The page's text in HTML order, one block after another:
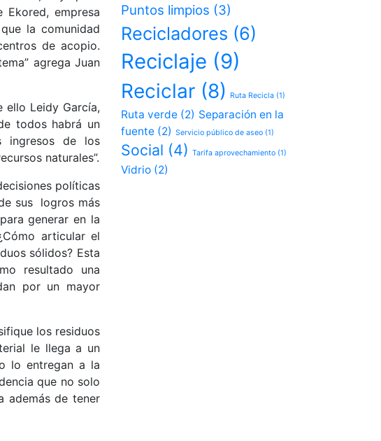
Ekored, empresa
la comunidad
de acopio.
agrega Juan
ello Leidy García,
todos habrá un
ingresos de los
naturales”.
políticas
sus logros más
generar en la
articular el
sólidos? Esta
resultado una
por un mayor
los residuos
le llega a un
lo entregan a la
que no solo
además de tener
Puntos limpios (3)
Recicladores (6)
Reciclaje (9)
Reciclar (8) Ruta Recicla (1)
Ruta verde (2) Separación en la
fuente (2) Servicio público de aseo (1)
Social (4) Tarifa aprovechamiento (1)
Vidrio (2)